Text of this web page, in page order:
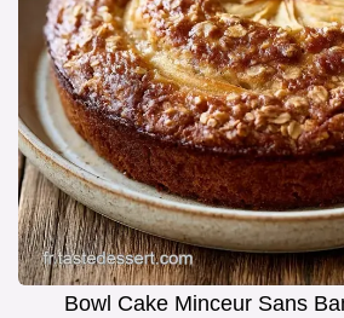
Bowl Cake Minceur Sans